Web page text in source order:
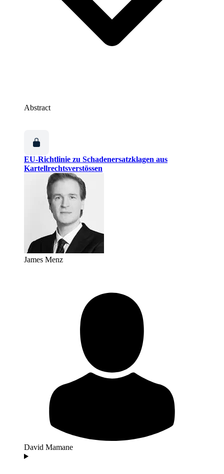
Abstract
EU-Richtlinie zu Schadenersatzklagen aus
Kartellrechtsverstössen
James Menz
David Mamane